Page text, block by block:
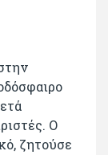
Ο
ζητούσε